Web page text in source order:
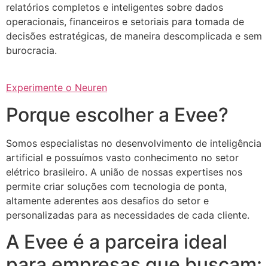
relatórios completos e inteligentes sobre dados
operacionais, financeiros e setoriais para tomada de
decisões estratégicas, de maneira descomplicada e sem
burocracia.
Experimente o Neuren
Porque escolher a Evee?
Somos especialistas no desenvolvimento de inteligência
artificial e possuímos vasto conhecimento no setor
elétrico brasileiro. A união de nossas expertises nos
permite criar soluções com tecnologia de ponta,
altamente aderentes aos desafios do setor e
personalizadas para as necessidades de cada cliente.
A Evee é a parceira ideal